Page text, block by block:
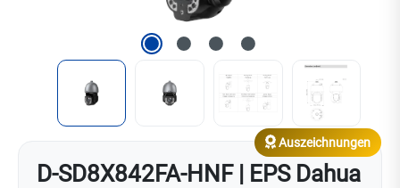
D-SD8X842FA-HNF | EPS Dahua
Auszeichnungen